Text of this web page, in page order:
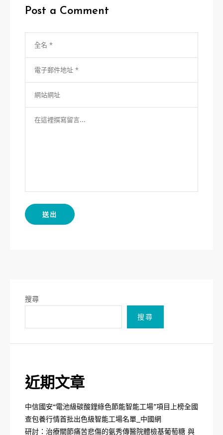
Post a Comment
搜尋
搜尋
近期文章
中信國安“電池級碳酸鋰綠色節能智能工場”項目上榜全國
查包養行情首批出色級智能工場名單_中國網
研討：治療關節痛苦悲傷的氨秀傳醫院體檢基葡萄糖 與